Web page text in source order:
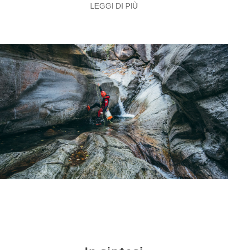
LEGGI DI PIÙ
con voi in tour di canyoning in regioni classiche come
l'Italiae l'Austriao in luoghi speciali come leAzzorre.
Decidi tu quando e dove! Ci occupiamo della
sicurezza e dell'organizzazione.
Chiamaci per suggerimenti e consigli personali!